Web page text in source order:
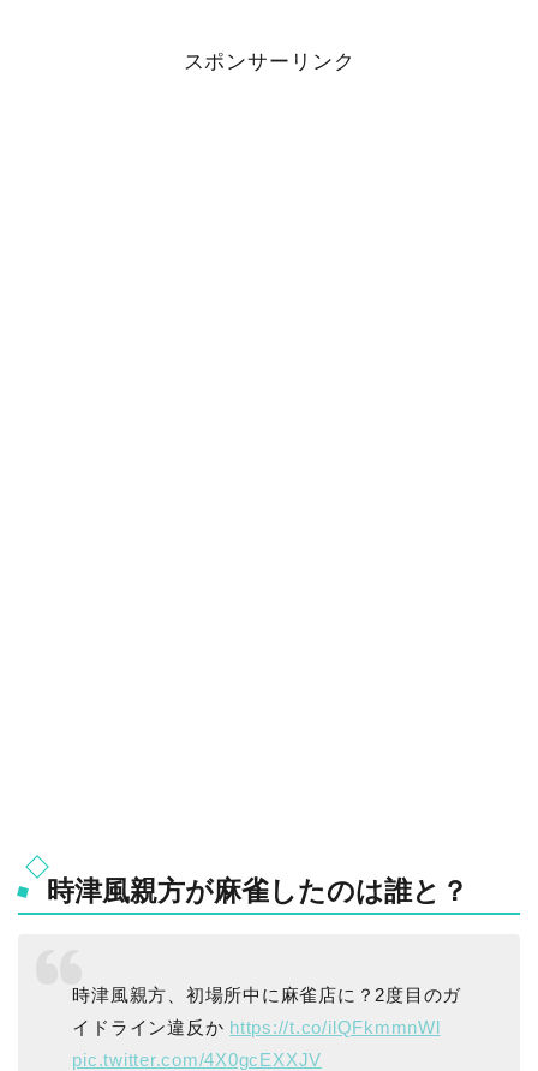
スポンサーリンク
時津風親方が麻雀したのは誰と？
時津風親方、初場所中に麻雀店に？2度目のガ
イドライン違反か https://t.co/ilQFkmmnWl
pic.twitter.com/4X0gcEXXJV